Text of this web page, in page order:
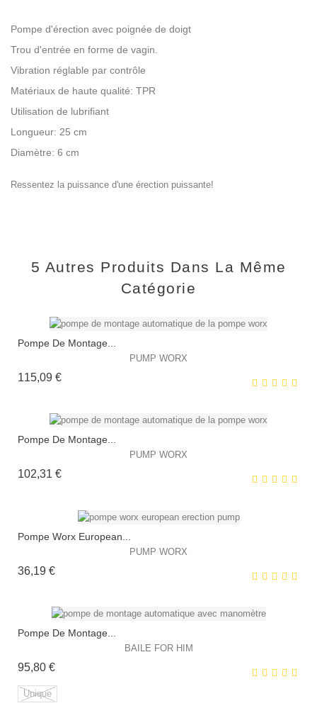
Pompe d'érection avec poignée de doigt
Trou d'entrée en forme de vagin.
Vibration réglable par contrôle
Matériaux de haute qualité: TPR
Utilisation de lubrifiant
Longueur: 25 cm
Diamètre: 6 cm
Ressentez la puissance d'une érection puissante!
5 Autres Produits Dans La Même
Catégorie
Pompe De Montage...
PUMP WORX
115,09 €Prix
Pompe De Montage...
PUMP WORX
102,31 €Prix
Pompe Worx European...
PUMP WORX
36,19 €Prix
Pompe De Montage...
BAILE FOR HIM
95,80 €Prix
Unique